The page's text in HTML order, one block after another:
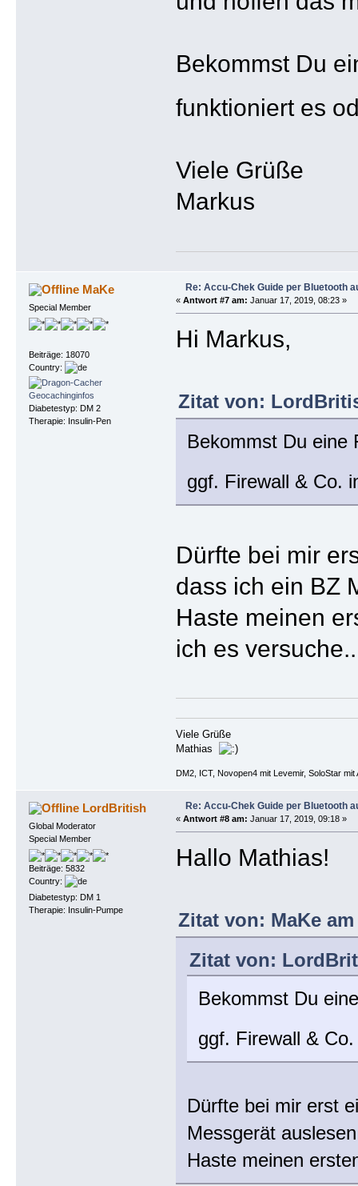
Bekommst Du
funktioniert es
Viele Grüße
Markus
MaKe
Special Member
Beiträge: 18070
Country:
Diabetestyp: DM 2
Therapie: Insulin-Pen
Re: Accu-Chek Guide per Bluetooth
« Antwort #7 am: Januar 17, 2019, 08:23 »
Hi Markus,
Zitat von:
Bekommst Du eine
ggf. Firewall & Co.
Dürfte bei mir
dass ich ein BZ
Haste meinen
ich es
Viele Grüße
Mathias
DM2, ICT, Novopen4 mit Levemir, SoloStar
LordBritish
Global Moderator
Special Member
Beiträge: 5832
Country:
Diabetestyp: DM 1
Therapie: Insulin-Pumpe
Re: Accu-Chek Guide per Bluetooth
« Antwort #8 am: Januar 17, 2019, 09:18 »
Hallo Mathias!
Zitat von: MaKe
Zitat von:
Bekommst Du
ggf. Firewall &
Dürfte bei mir erst
Messgerät
Haste meinen